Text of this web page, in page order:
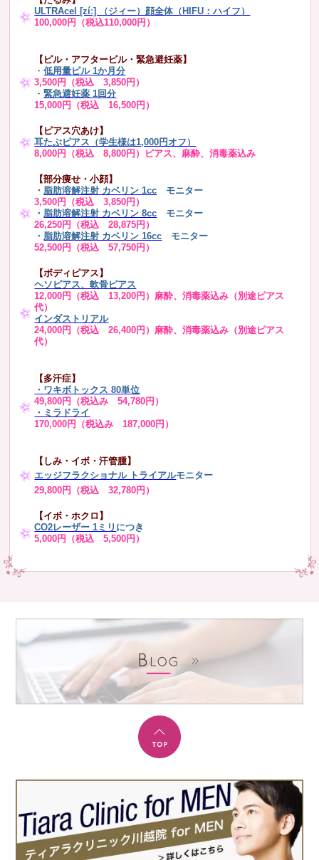
ULTRAcel [zíː] （ジィー）顔全体（HIFU：ハイフ）
100,000円（税込110,000円）
【ピル・アフターピル・緊急避妊薬】
・低用量ピル 1か月分
3,500円（税込 3,850円）
・緊急避妊薬 1回分
15,000円（税込 16,500円）
【ピアス穴あけ】
耳たぶピアス（学生様は1,000円オフ）
8,000円（税込 8,800円）ピアス、麻酔、消毒薬込み
【部分痩せ・小顔】
・ 脂肪溶解注射 カベリン 1cc モニター
3,500円（税込 3,850円）
・ 脂肪溶解注射 カベリン 8cc モニター
26,250円（税込 28,875円）
・ 脂肪溶解注射 カベリン 16cc
モニター
52,500円（税込 57,750円）
【ボディピアス】
ヘソピアス、軟骨ピアス
12,000円（税込 13,200円）麻酔、消毒薬込み（別途ピアス
代）
インダストリアル
24,000円（税込 26,400円）麻酔、消毒薬込み（別途ピアス
代）
【多汗症】
・ ワキボトックス 80単位
49,800円（税込み 54,780円）
・ミラドライ
170,000円（税込み 187,000円）
【しみ・イボ・汗管腫】
エッジフラクショナル トライアルモニター
29,800円（税込 32,780円）
【イボ・ホクロ】
CO2レーザー 1ミリ につき
5,000円（税込 5,500円）